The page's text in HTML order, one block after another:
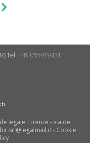
Tel. +39 055919431
legale: Firenze - via dei
- Cookie